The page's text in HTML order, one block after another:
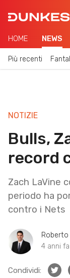
HOME NEWS
Più recenti
NOTIZIE
Bulls,
record
Zach LaVine
periodo ha
contro i Nets
4 anni fa
Condividi: